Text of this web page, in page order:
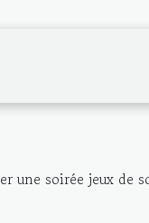
une soirée jeux de